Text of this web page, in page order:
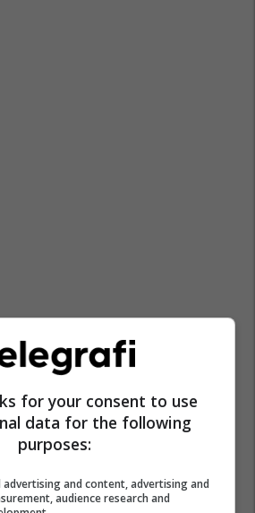
for your consent to use
data for the following
purposes:
advertising and content, advertising and
audience research and